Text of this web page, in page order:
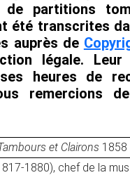
de partitions
été transcrites
auprès de
légale.
heures de
remercions
et Clairons 1858
1880), chef de la